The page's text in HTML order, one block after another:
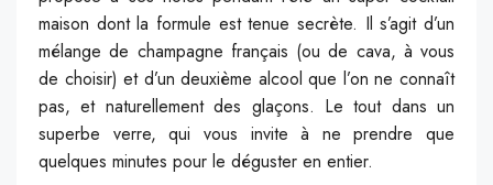
maison dont la formule est tenue secrète. Il s’agit d’un
mélange de champagne français (ou de cava, à vous
de choisir) et d’un deuxième alcool que l’on ne connaît
pas, et naturellement des glaçons. Le tout dans un
superbe verre, qui vous invite à ne prendre que
quelques minutes pour le déguster en entier.